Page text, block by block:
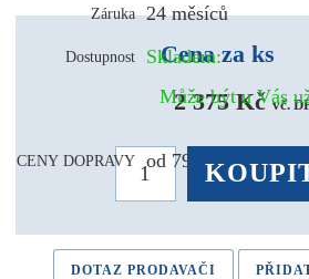
Záruka 24 měsíců
Dostupnost
Skladem:
Může být u Vás
CENY DOPRAVY od 79,- Kč
Cena za ks
2 375 Kč vč.
DOTAZ PRODAVAČI